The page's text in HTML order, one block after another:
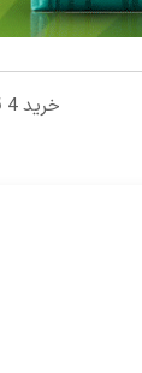
خرید 4 قسطه اینترنت پیشگامان ☎️ بدون نیاز به تلفن